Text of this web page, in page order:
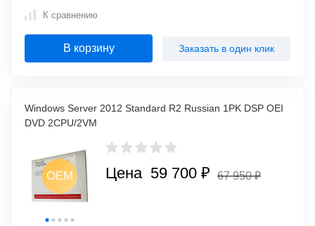
К сравнению
В корзину Заказать в один клик
Windows Server 2012 Standard R2 Russian 1PK DSP OEI
DVD 2CPU/2VM
OEM Цена 59 700 ₽ 67 950 ₽